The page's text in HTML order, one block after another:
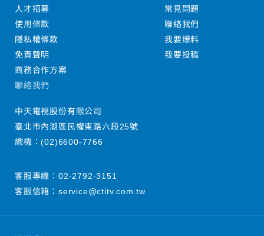
人才招募
使用條款
隱私權條款
免責聲明
商務合作方案
常見問題
聯絡我們
我要爆料
我要投稿
聯絡我們
中天電視股份有限公司
臺北市內湖區民權東路六段25號
總機：(02)6600-7766
客服專線： 02-2792-3151
客服信箱： service@ctitv.com.tw